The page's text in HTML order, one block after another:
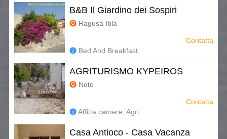
B&B Il Giardino dei Sospiri
Ragusa Ibla
Bed And Breakfast
Contatta
AGRITURISMO KYPEIROS
Noto
Affitta camere, Agri...
Contatta
Casa Antioco - Casa Vacanza